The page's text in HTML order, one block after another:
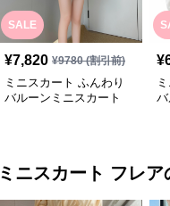
SALE
¥7,820 ¥9780(割引前)
ミニスカート ふんわり
バルーンミニスカート
¥
ミニスカート フレア